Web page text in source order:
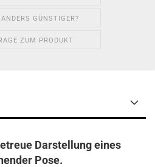
GÜNSTIGER?
ZUM PRODUKT
Darstellung eines
Pose.